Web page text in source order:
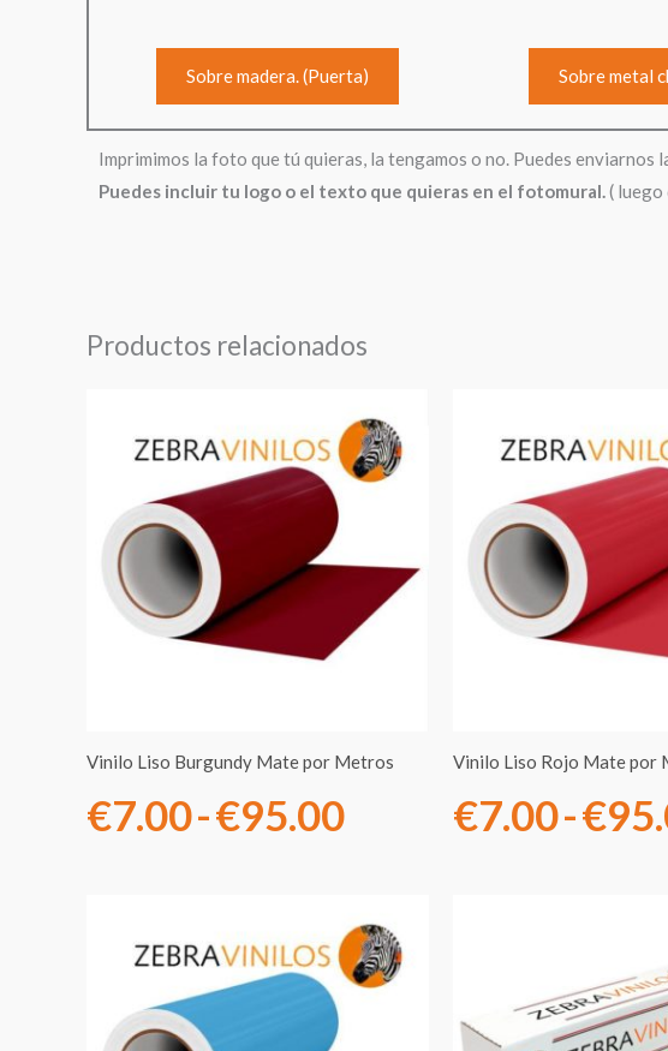
Sobre madera. (Puerta) Sobre metal
Imprimimos la foto que tú quieras, la tengamos o no. Puedes enviarnos
Puedes incluir tu logo o el texto que quieras en el fotomural.( luego
Productos relacionados
Vinilo Liso Burgundy Mate por Metros
€7.00-€95.00
Rango
de
precios:
desde
€7.00
Vinilo Liso Rojo Mate por
€7.00-€
Rango
de
precios: